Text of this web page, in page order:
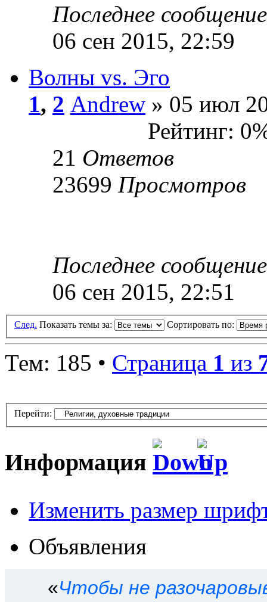
Последнее
06 сен 2015, 22:59
Волны vs. Эго
1, 2 Andrew » 05 июл
Рейтинг:
21 Ответов
23699 Просмотров
Последнее
06 сен 2015, 22:51
След. Показать темы за: Сортировать по:
Тем: 185 • Страница 1 из
Перейти:
Информация
Кто сейчас на форуме
Сейчас этот форум
зарегистрированных
Изменить размер
Объявления
«Чтобы не